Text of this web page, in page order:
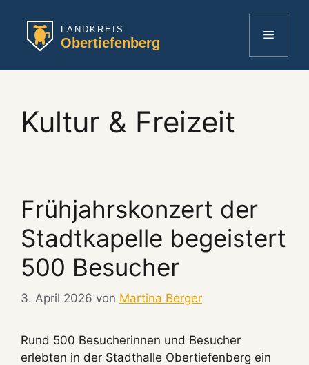
Inhalt
springen
Menü
Kultur & Freizeit
Frühjahrskonzert der
Stadtkapelle begeistert
500 Besucher
3. April 2026 von Martina Berger
Rund 500 Besucherinnen und Besucher
erlebten in der Stadthalle Obertiefenberg ein